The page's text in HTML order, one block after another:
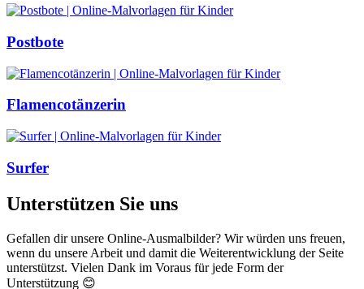
Postbote
Flamencotänzerin
Surfer
Unterstützen Sie uns
Gefallen dir unsere Online-Ausmalbilder? Wir würden uns freuen,
wenn du unsere Arbeit und damit die Weiterentwicklung der Seite
unterstützst. Vielen Dank im Voraus für jede Form der
Unterstützung 😊